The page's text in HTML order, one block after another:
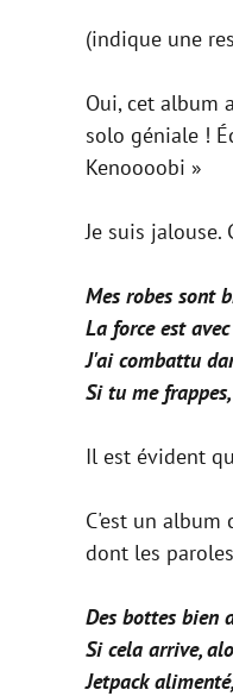
(indique une
Oui, cet album
solo géniale !
Kenoooobi »
Je suis
Mes robes sont
La force est
J'ai combattu
Si tu me
Il est évident
C'est un album
dont les
Des bottes bien
Si cela arrive,
Jetpack